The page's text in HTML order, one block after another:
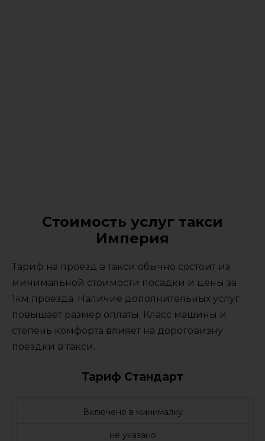
Стоимость услуг такси
Империя
Тариф на проезд в такси обычно состоит из
минимальной стоимости посадки и цены за
1км проезда. Наличие дополнительных услуг
повышает размер оплаты. Класс машины и
степень комфорта влияет на дороговизну
поездки в такси.
Тариф Стандарт
Включено в минималку
не указано